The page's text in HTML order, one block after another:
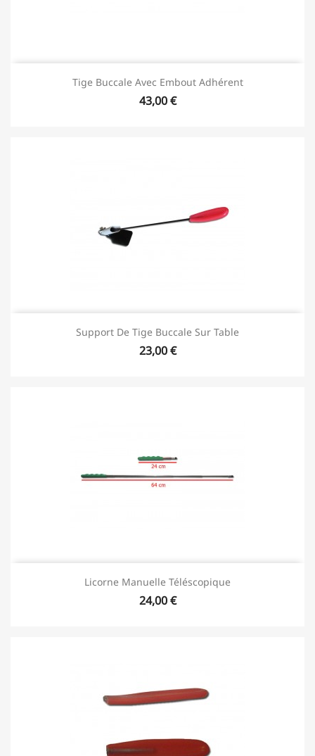
Tige Buccale Avec Embout Adhérent
43,00 €
Support De Tige Buccale Sur Table
23,00 €
Licorne Manuelle Téléscopique
24,00 €